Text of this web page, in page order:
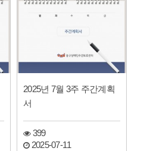
2025년 7월 3주 주간계획
서
399
2025-07-11